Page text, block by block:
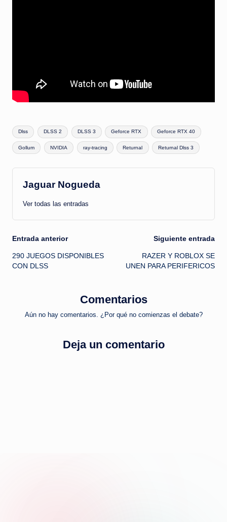
Etiquetas:
Dlss DLSS 2 DLSS 3 Geforce RTX Geforce RTX 40
Gollum NVIDIA ray-tracing Returnal Returnal Dlss 3
Jaguar Nogueda
Ver todas las entradas
Navegación
de
Entrada anterior
290 JUEGOS DISPONIBLES
CON DLSS
Siguiente entrada
RAZER Y ROBLOX SE
UNEN PARA PERIFERICOS
Comentarios
Aún no hay comentarios. ¿Por qué no comienzas el debate?
Deja un comentario